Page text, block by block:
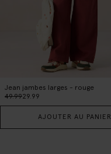
Jean jambes larges - rouge
49.9929.99
AJOUTER AU PANIER